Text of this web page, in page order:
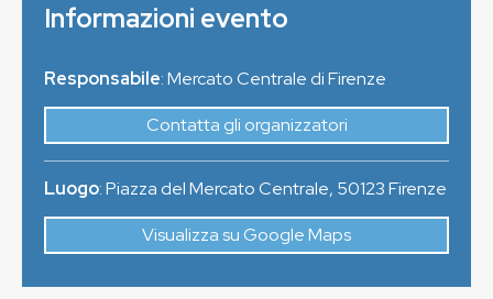
Informazioni evento
Responsabile: Mercato Centrale di Firenze
Contatta gli organizzatori
Luogo:Piazza del Mercato Centrale, 50123Firenze
Visualizza su Google Maps